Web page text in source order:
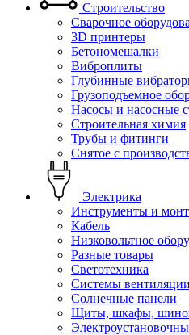
Строительство
Сварочное
3D принтеры
Бетономешалки
Виброплиты
Глубинные
Грузоподъемное
Насосы и насосные
Строительная химия
Трубы и фитинги
Снятое с
Электрика
Инструменты и
Кабель
Низковольтное
Разные товары
Светотехника
Системы
Солнечные панели
Щиты, шкафы,